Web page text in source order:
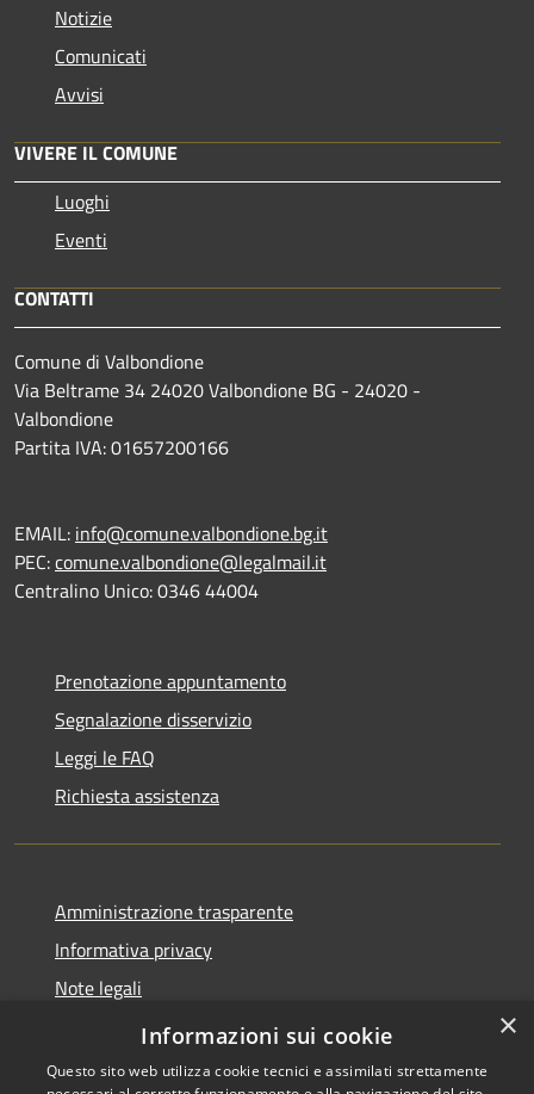
Notizie
Comunicati
Avvisi
VIVERE IL COMUNE
Luoghi
Eventi
CONTATTI
Comune di Valbondione
Via Beltrame 34 24020 Valbondione BG - 24020 -
Valbondione
Partita IVA: 01657200166
EMAIL: info@comune.valbondione.bg.it
PEC:comune.valbondione@legalmail.it
Centralino Unico: 0346 44004
Prenotazione appuntamento
Segnalazione disservizio
Leggi le FAQ
Richiesta assistenza
Amministrazione trasparente
Informativa privacy
Note legali
Dichiarazione di accessibilità
×
Informazioni sui cookie
Questo sito web utilizza cookie tecnici e assimilati strettamente